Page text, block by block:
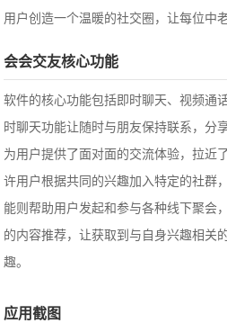
用户创造一个温暖的社交圈，让每位中
会会交友核心功能
软件的核心功能包括即时聊天、视频通
时聊天功能让随时与朋友保持联系，分
为用户提供了面对面的交流体验，拉近
许用户根据共同的兴趣加入特定的社群
能则帮助用户发起和参与各种线下聚会
的内容推荐，让获取到与自身兴趣相关
趣。
应用截图